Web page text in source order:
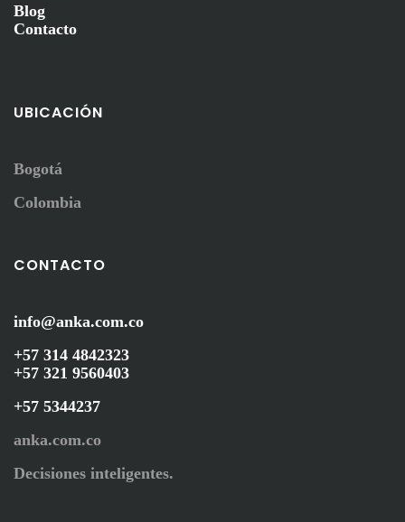
Blog
Contacto
UBICACIÓN
Bogotá
Colombia
CONTACTO
info@anka.com.co
+57 314 4842323
+57 321 9560403
+57 5344237
anka.com.co
Decisiones inteligentes.